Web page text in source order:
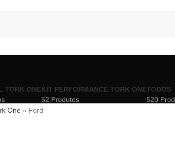
TORK ONEKIT PERFORMANCE TORK ONE
52 Produtos
TODOS
520
One» Ford